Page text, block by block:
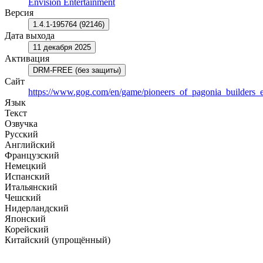
Версия
1.4.1-195764 (92146)
Дата выхода
11 декабря 2025
Активация
DRM-FREE (без защиты)
Сайт
https://www.gog.com/en/game/
Язык
Текст
Озвучка
Русский
Английский
Французский
Немецкий
Испанский
Итальянский
Чешский
Нидерландский
Японский
Корейский
Китайский (упрощённый)